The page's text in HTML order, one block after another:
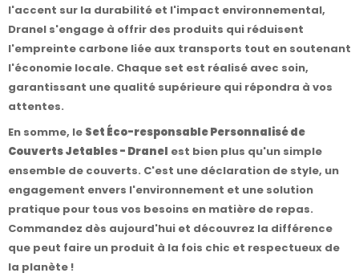
l'accent sur la durabilité et l'impact environnemental,
Dranel s'engage à offrir des produits qui réduisent
l'empreinte carbone liée aux transports tout en soutenant
l'économie locale. Chaque set est réalisé avec soin,
garantissant une qualité supérieure qui répondra à vos
attentes.
En somme, le Set Éco-responsable Personnalisé de
Couverts Jetables - Dranel est bien plus qu'un simple
ensemble de couverts. C'est une déclaration de style, un
engagement envers l'environnement et une solution
pratique pour tous vos besoins en matière de repas.
Commandez dès aujourd'hui et découvrez la différence
que peut faire un produit à la fois chic et respectueux de
la planète !